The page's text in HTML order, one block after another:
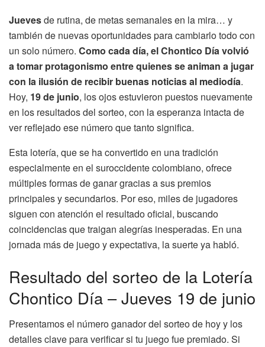
Juevesde rutina, de metas semanales en la mira… y
también de nuevas oportunidades para cambiarlo todo con
un solo número. Como cada día, el Chontico Día volvió
a tomar protagonismo entre quienes se animan a jugar
con la ilusión de recibir buenas noticias al mediodía.
Hoy, 19 de junio, los ojos estuvieron puestos nuevamente
en los resultados del sorteo, con la esperanza intacta de
ver reflejado ese número que tanto significa.
Esta lotería, que se ha convertido en una tradición
especialmente en el suroccidente colombiano, ofrece
múltiples formas de ganar gracias a sus premios
principales y secundarios. Por eso, miles de jugadores
siguen con atención el resultado oficial, buscando
coincidencias que traigan alegrías inesperadas. En una
jornada más de juego y expectativa, la suerte ya habló.
Resultado del sorteo de la Lotería
Chontico Día – Jueves 19 de junio
Presentamos el número ganador del sorteo de hoy y los
detalles clave para verificar si tu juego fue premiado. Si